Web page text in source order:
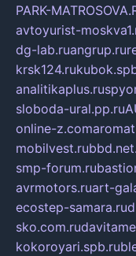
PARK-
avtoyurist-
dg-lab.ruangrup.ru
krsk124.ru
analitikaplus.ru
sloboda-ural.pp.ru
online-z.com
mobilvest.ru
smp-forum.ru
avrmotors.ruart-
ecostep-samara.ru
sko.com.ru
kokoroyari.spb.ru